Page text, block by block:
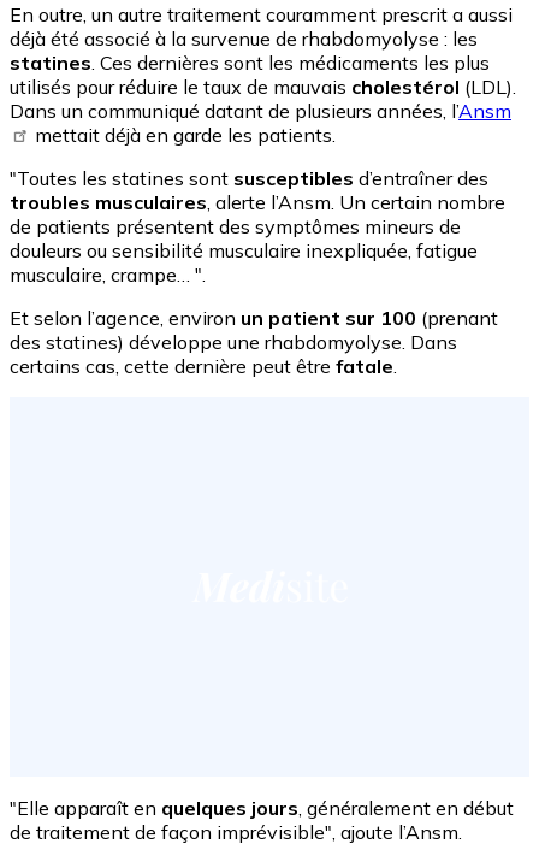
En outre, un autre traitement couramment prescrit a aussi
déjà été associé à la survenue de rhabdomyolyse : les
statines . Ces dernières sont les médicaments les plus
utilisés pour réduire le taux de mauvais cholestérol (LDL).
Dans un communiqué datant de plusieurs années, l’Ansm
mettait déjà en garde les patients.
"Toutes les statines sont susceptibles d’entraîner des
troubles musculaires , alerte l’Ansm. Un certain nombre
de patients présentent des symptômes mineurs de
douleurs ou sensibilité musculaire inexpliquée, fatigue
musculaire, crampe… ".
Et selon l’agence, environ un patient sur 100 (prenant
des statines) développe une rhabdomyolyse. Dans
certains cas, cette dernière peut être fatale
"Elle apparaît en quelques jours , généralement en début
de traitement de façon imprévisible", ajoute l’Ansm.